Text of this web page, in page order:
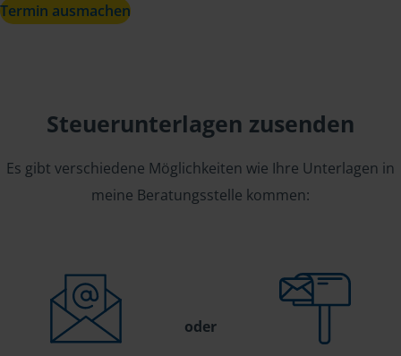
Termin ausmachen
Steuerunterlagen zusenden
Es gibt verschiedene Möglichkeiten wie Ihre Unterlagen in
meine Beratungsstelle kommen:
oder